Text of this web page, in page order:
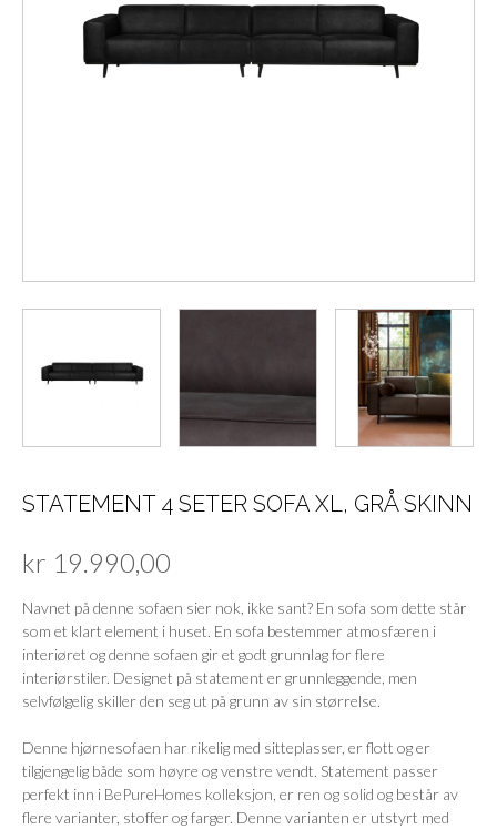
STATEMENT 4 SETER SOFA XL, GRÅ SKINN
kr 19.990,00
Navnet på denne sofaen sier nok, ikke sant? En sofa som dette står
som et klart element i huset. En sofa bestemmer atmosfæren i
interiøret og denne sofaen gir et godt grunnlag for flere
interiørstiler. Designet på statement er grunnleggende, men
selvfølgelig skiller den seg ut på grunn av sin størrelse.
Denne hjørnesofaen har rikelig med sitteplasser, er flott og er
tilgjengelig både som høyre og venstre vendt. Statement passer
perfekt inn i BePureHomes kolleksjon, er ren og solid og består av
flere varianter, stoffer og farger. Denne varianten er utstyrt med